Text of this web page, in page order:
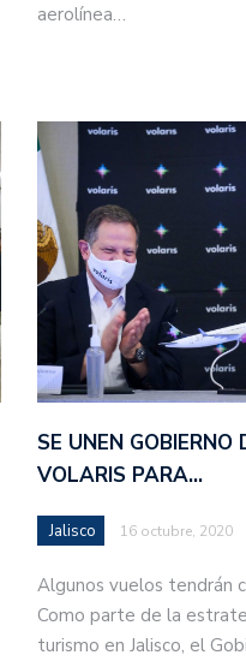
aerolínea…
SE UNEN GOBIERNO
VOLARIS PARA…
Jalisco 16 octubre, 2020
Algunos vuelos tendrán
Como parte de la
turismo en Jalisco, el